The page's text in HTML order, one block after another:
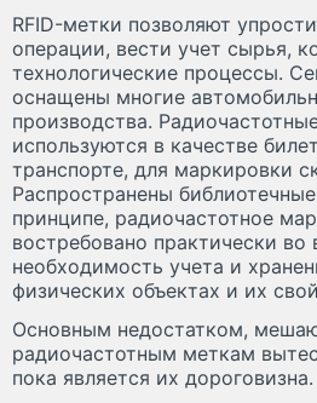
RFID-метки позволяют
операции, вести учет сырья,
технологические процессы.
оснащены многие
производства.
используются в качестве
транспорте, для маркировки
Распространены
принципе, радиочастотное
востребовано практически во
необходимость учета и
физических объектах и их
Основным недостатком,
радиочастотным меткам
пока является их дороговизна.